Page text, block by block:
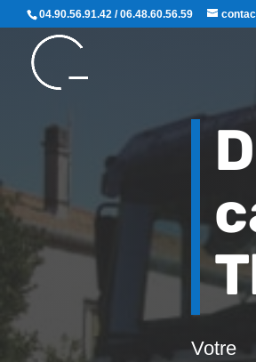
04.90.56.91.42 / 06.48.60.56.59
Votre